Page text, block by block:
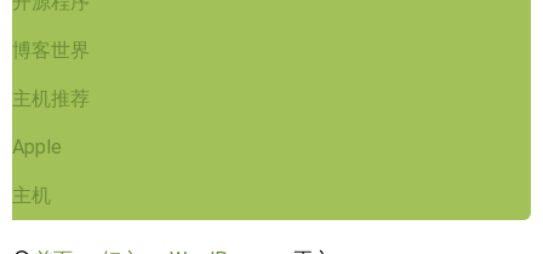
博客世界
主机推荐
Apple
主机